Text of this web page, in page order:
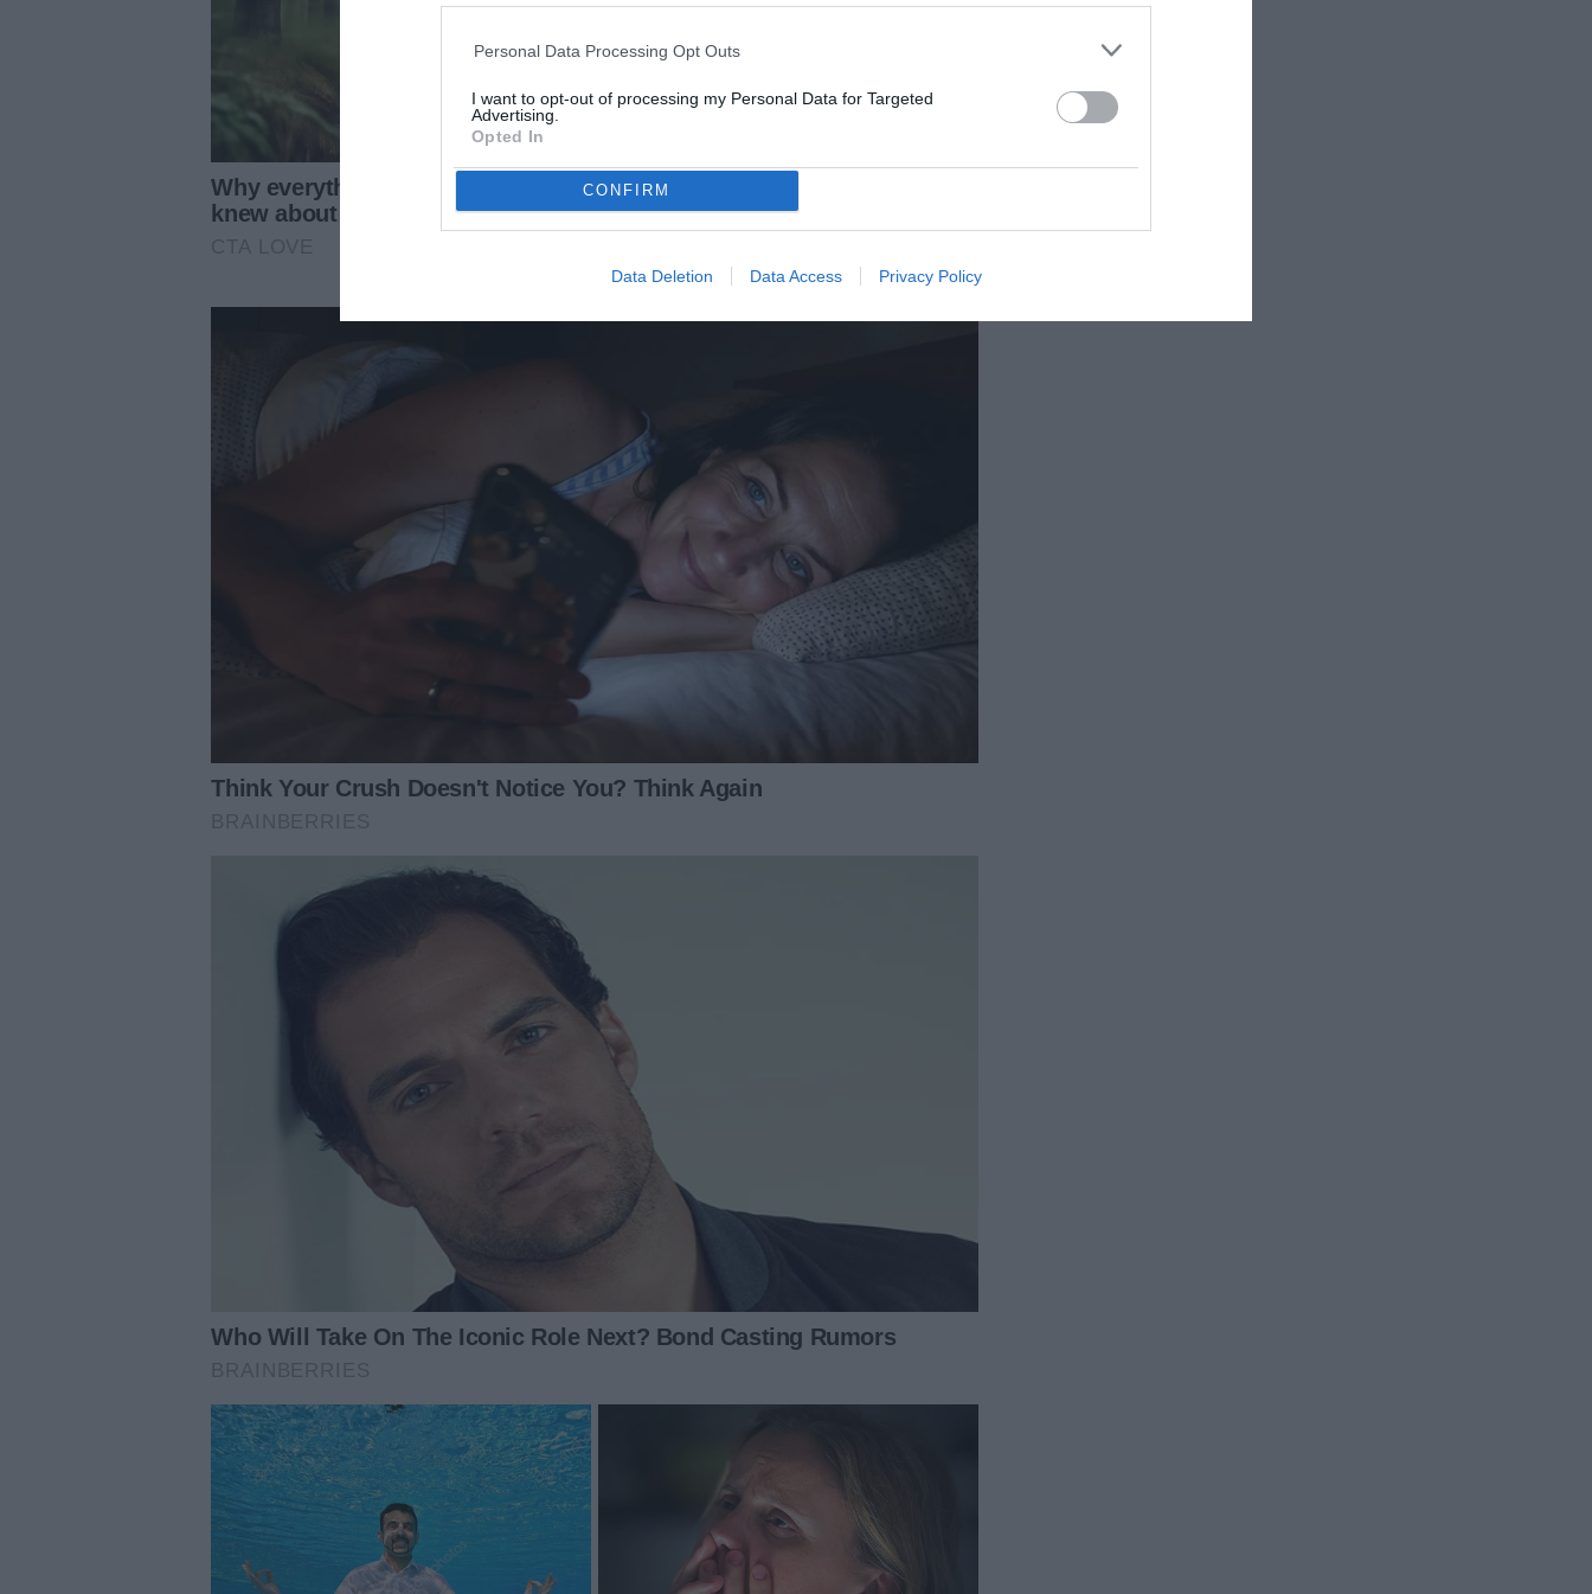
Personal Data Processing Opt Outs
I want to opt-out of processing my Personal Data for Targeted
Advertising.
Opted In
CONFIRM
Data Deletion Data Access Privacy Policy